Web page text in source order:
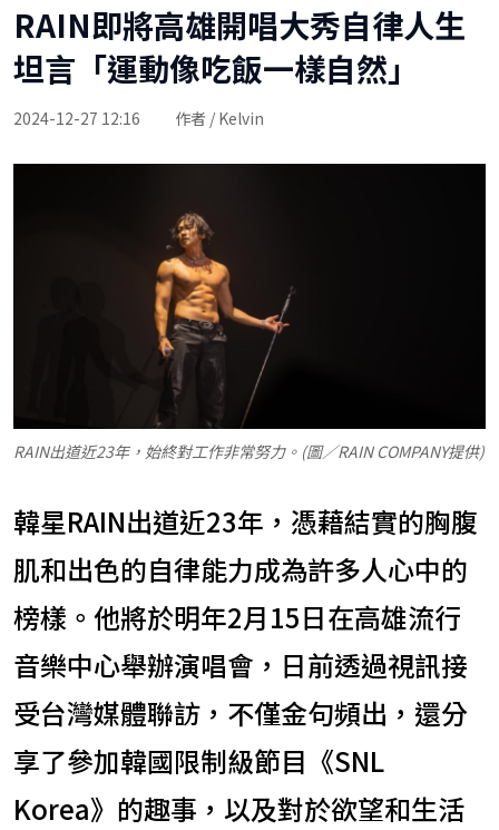
RAIN即將高雄開唱大秀自律人生
坦言「運動像吃飯一樣自然」
2024-12-27 12:16 作者 / Kelvin
RAIN出道近23年，始終對工作非常努力。(圖／RAIN COMPANY提供)
韓星RAIN出道近23年，憑藉結實的胸腹
肌和出色的自律能力成為許多人心中的
榜樣。他將於明年2月15日在高雄流行
音樂中心舉辦演唱會，日前透過視訊接
受台灣媒體聯訪，不僅金句頻出，還分
享了參加韓國限制級節目《SNL
Korea》的趣事，以及對於欲望和生活